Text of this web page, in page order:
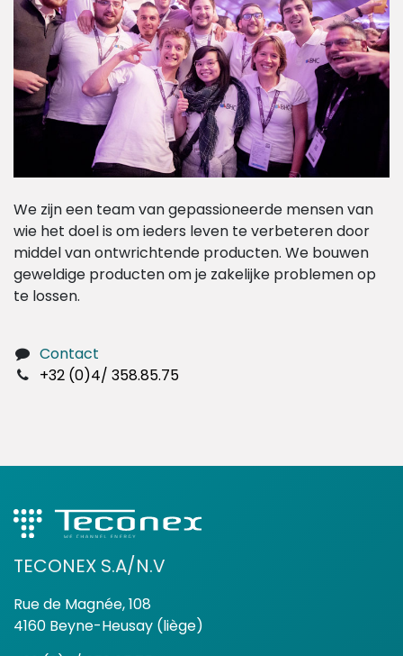
We zijn een team van gepassioneerde mensen van
wie het doel is om ieders leven te verbeteren door
middel van ontwrichtende producten. We bouwen
geweldige producten om je zakelijke problemen op
te lossen.
Contact
+32 (0)4/ 358.85.75
TECONEX S.A/N.V
Rue de Magnée, 108
4160 Beyne-Heusay (liège)